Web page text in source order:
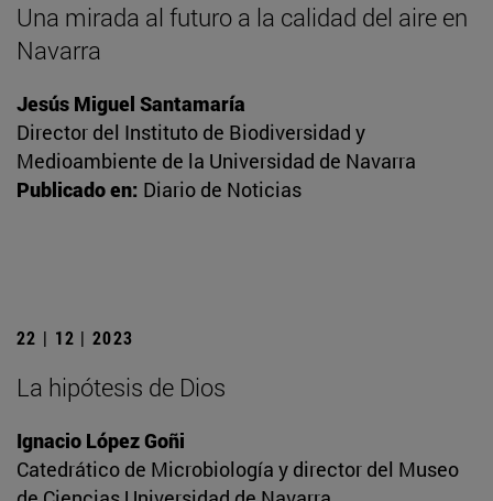
Una mirada al futuro a la calidad del aire en
Navarra
Jesús Miguel Santamaría
Director del Instituto de Biodiversidad y
Medioambiente de la Universidad de Navarra
Publicado en: Diario de Noticias
22 | 12 | 2023
La hipótesis de Dios
Ignacio López Goñi
Catedrático de Microbiología y director del Museo